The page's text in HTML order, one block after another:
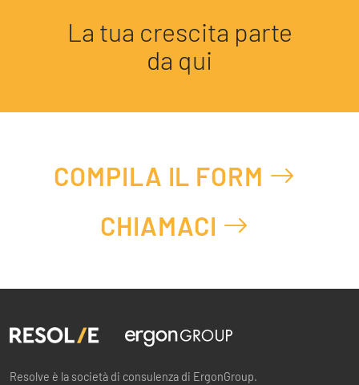
La tua crescita parte
da qui
COMPILA IL FORM
CHIAMACI
Resolve è la società di consulenza di ErgonGroup.